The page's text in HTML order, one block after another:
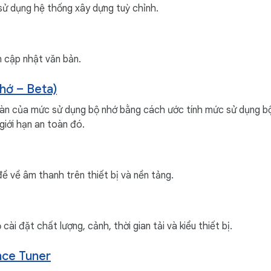
dụng hệ thống xây dựng tuỳ chỉnh.
cập nhật văn bản.
– Beta)
của mức sử dụng bộ nhớ bằng cách ước tính mức sử dụng
hạn an toàn đó.
về âm thanh trên thiết bị và nền tảng.
đặt chất lượng, cảnh, thời gian tải và kiểu thiết bị.
Tuner